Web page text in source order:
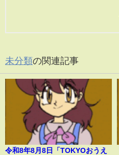
未分類の関連記事
令和8年8月8日「TOKYOおうえ